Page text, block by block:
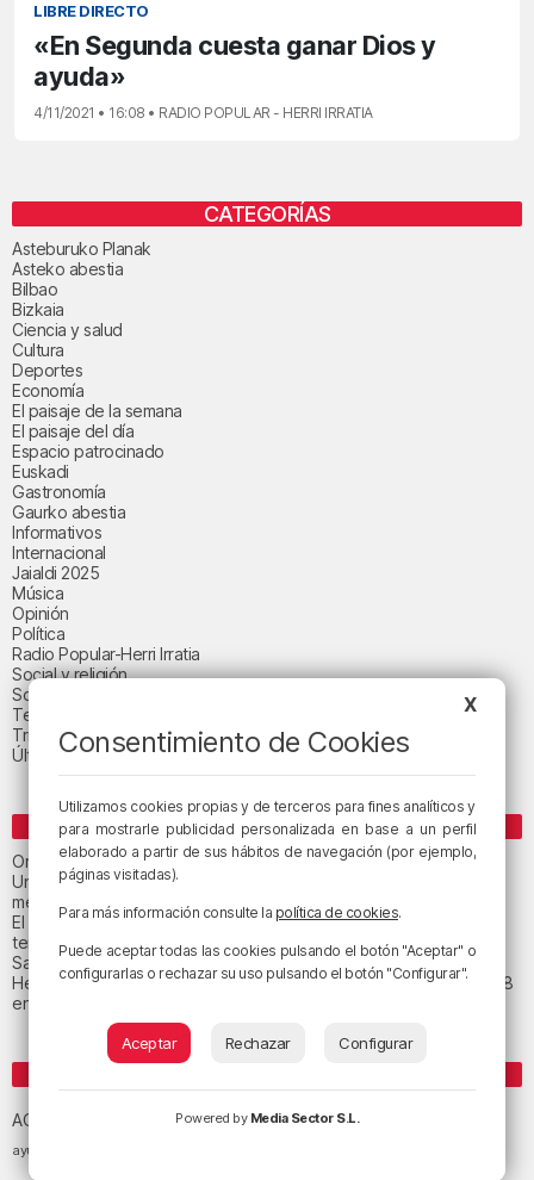
LIBRE DIRECTO
«En Segunda cuesta ganar Dios y
ayuda»
4/11/2021 • 16:08 • RADIO POPULAR - HERRI IRRATIA
CATEGORÍAS
Asteburuko Planak
Asteko abestia
Bilbao
Bizkaia
Ciencia y salud
Cultura
Deportes
Economía
El paisaje de la semana
El paisaje del día
Espacio patrocinado
Euskadi
Gastronomía
Gaurko abestia
Informativos
Internacional
Jaialdi 2025
Música
Opinión
Política
Radio Popular-Herri Irratia
Social y religión
Sociedad
Tecnología
Triple B
Última hora
ENTRADAS RECIENTES
Orio calma la tormenta
Un total de 124 centros de Infantil y Primaria de Euskadi realizarán
mejoras con una inversión de 19,3 millones
El tiempo este viernes en Bizkaia: subida notable de las
temperaturas máximas
San Juan de Gaztelugatxe cerrará el día del eclipse
Heridas dos personas en un accidente entre tres vehículos en la A8
en Muskiz
ACB Athletic Club de Bilbao
ayuntamiento de Bilbao
X
Consentimiento de Cookies
Utilizamos cookies propias y de terceros para fines analíticos y
para mostrarle publicidad personalizada en base a un perfil
elaborado a partir de sus hábitos de navegación (por ejemplo,
páginas visitadas).
Para más información consulte la política de cookies.
Puede aceptar todas las cookies pulsando el botón "Aceptar" o
configurarlas o rechazar su uso pulsando el botón "Configurar".
Aceptar Rechazar Configurar
Powered by Media Sector S.L.